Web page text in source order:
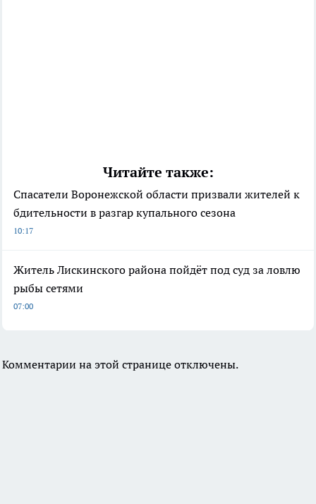
Читайте также:
Спасатели Воронежской области призвали жителей к
бдительности в разгар купального сезона
10:17
Житель Лискинского района пойдёт под суд за ловлю
рыбы сетями
07:00
Комментарии на этой странице отключены.